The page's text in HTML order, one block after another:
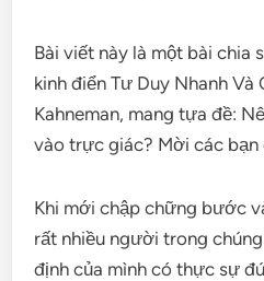
Bài viết này là một bài chia
kinh điển Tư Duy Nhanh Và
Kahneman, mang tựa đề:
vào trực giác? Mời các bạn
Khi mới chập chững bước
rất nhiều người trong
định của mình có thực sự